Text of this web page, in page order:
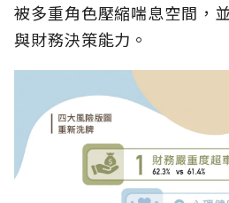
被多重角色壓縮喘息空間，
與財務決策能力。